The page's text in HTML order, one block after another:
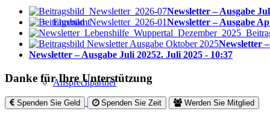
Ehrenamt
Ansprechpartner
Newsletter – Ausgabe
Newsletter – Ausgabe
Newsletter
Newsletter – Ausgabe Juli 20252. Juli 2025 - 10:37
Danke für Ihre Unterstützung
Spenden Sie Geld Spenden Sie Zeit Werden Sie Mitglied